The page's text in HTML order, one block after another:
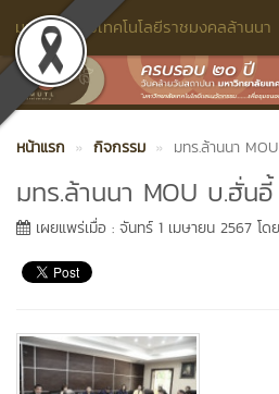
มหาวิทยาลัยเทคโนโลยีราชมงคลล้านนา
หน้าแรก กิจกรรม มทร.ล้านนา
มทร.ล้านนา MOU บ.ฮั่น
เผยแพร่เมื่อ : จันทร์ 1 เมษายน 2567 โด